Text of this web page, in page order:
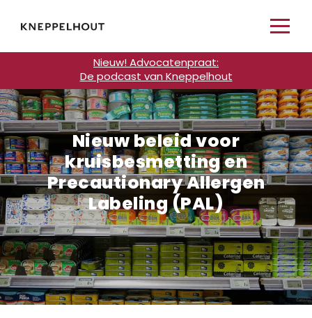
Nieuw! Advocatenpraat:
De podcast van Kneppelhout
Nieuw beleid voor
kruisbesmetting en
Precautionary Allergen
Labeling (PAL)